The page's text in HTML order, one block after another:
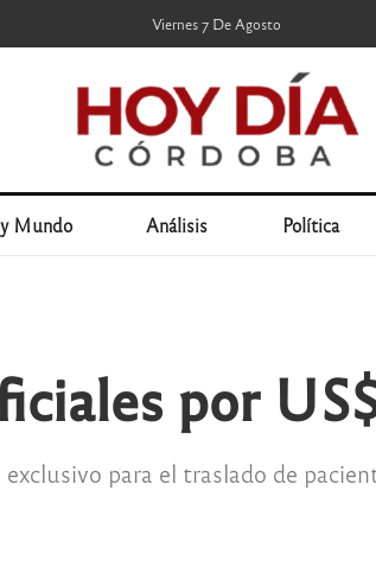
Viernes 7 De Agosto
Mundo Análisis Política
por
para el traslado de